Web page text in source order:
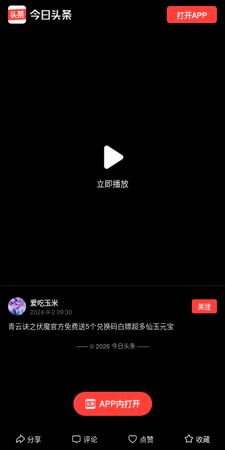
打开APP
APP内打开
爱吃玉米
2024-9-2 09:30
关注
青云诀之伏魔官方免费送5个兑换码白嫖超多仙玉元宝
分享 评论 点赞 收藏
—— ©2026 今日头条——